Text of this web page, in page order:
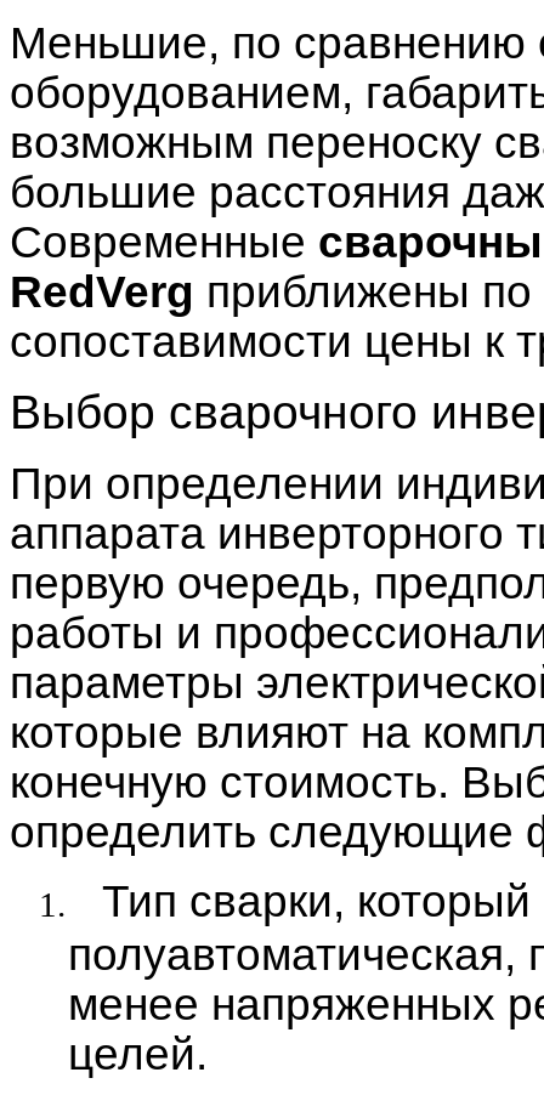
Меньшие, по сравнению
оборудованием,
возможным переноску
большие расстояния
Современные
RedVerg приближены по
сопоставимости цены к
Выбор сварочного
При определении
аппарата инверторного
первую очередь,
работы и
параметры
которые влияют на
конечную стоимость.
определить следующие
1.
Тип сварки,
менее напряженных
целей.